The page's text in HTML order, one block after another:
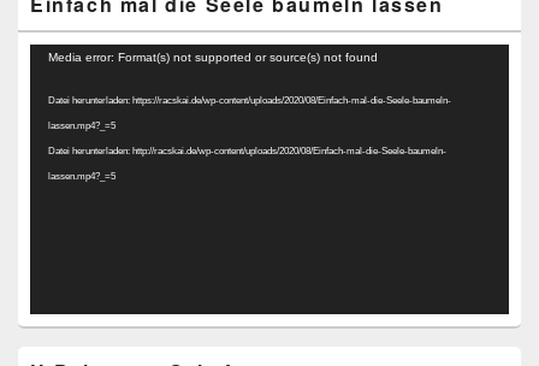
Video-
Media error: Format(s) not supported or source(s) not found
Datei herunterladen: https://racskai.de/wp-content/uploads/2020/08/Einfach-mal-die-Seele-baumeln-
lassen.mp4?_=5
Datei herunterladen: http://racskai.de/wp-content/uploads/2020/08/Einfach-mal-die-Seele-baumeln-
lassen.mp4?_=5